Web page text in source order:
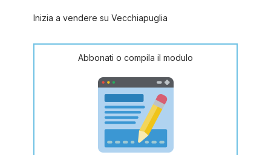
Inizia a vendere su Vecchiapuglia
Abbonati o compila il modulo